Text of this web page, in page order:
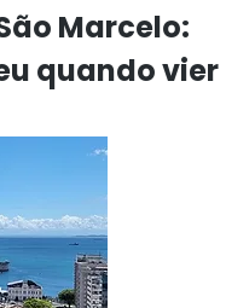
Marcelo:
quando vier